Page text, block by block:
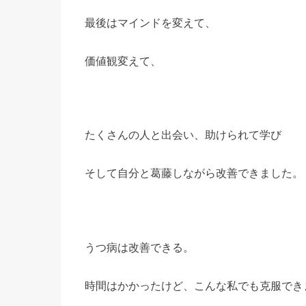
最後はマインドを変えて、
価値観変えて、
たくさんの人と出会い、助けられて学び
そして自分と葛藤しながら改善できました。
うつ病は改善できる。
時間はかかったけど、こんな私でも克服で